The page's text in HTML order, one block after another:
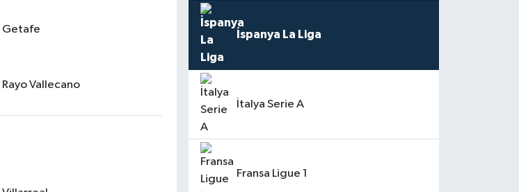
Getafe
Rayo Vallecano
İspanya La Liga
İtalya Serie A
Fransa Ligue 1